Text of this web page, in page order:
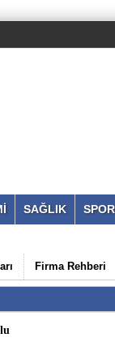
SAĞLIK SPOR
Firma Rehberi